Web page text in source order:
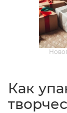
Как